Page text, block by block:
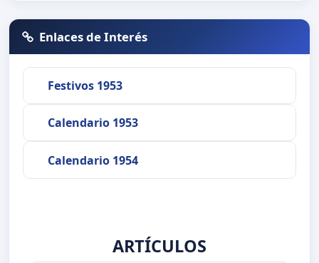
Enlaces de Interés
Festivos 1953
Calendario 1953
Calendario 1954
ARTÍCULOS